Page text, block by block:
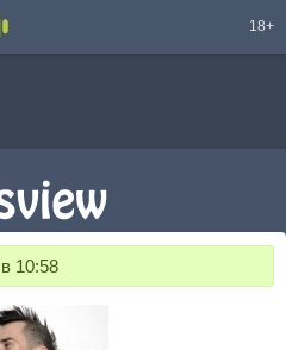
18+
10:58